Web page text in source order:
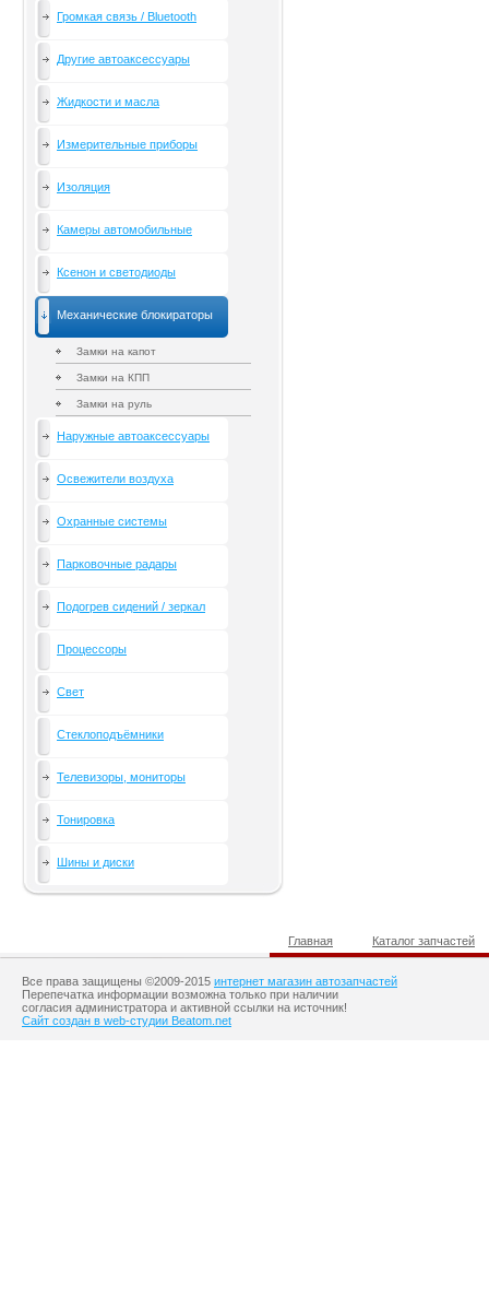
Громкая связь / Bluetooth
Другие автоаксессуары
Жидкости и масла
Измерительные приборы
Изоляция
Камеры автомобильные
Ксенон и светодиоды
Механические блокираторы
Замки на капот
Замки на КПП
Замки на руль
Наружные автоаксессуары
Освежители воздуха
Охранные системы
Парковочные радары
Подогрев сидений / зеркал
Процессоры
Свет
Стеклоподъёмники
Телевизоры, мониторы
Тонировка
Шины и диски
Главная Каталог запчастей
Все права защищены ©2009-2015 интернет магазин автозапчастей
Перепечатка информации возможна только при наличии
согласия администратора и активной ссылки на источник!
Сайт создан в web-студии Beatom.net